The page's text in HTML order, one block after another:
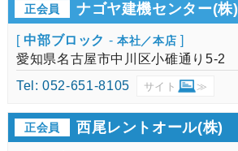
正会員 ナゴヤ建機センター(株)
[中部ブロック - 本社／本店 ]
愛知県名古屋市中川区小碓通り5-2
Tel: 052-651-8105
サイト ≫
正会員 西尾レントオール(株)